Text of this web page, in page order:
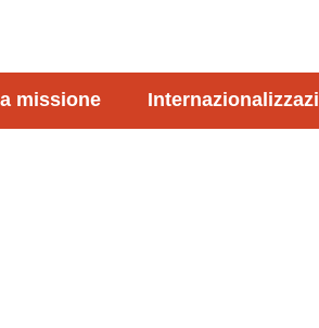
missione